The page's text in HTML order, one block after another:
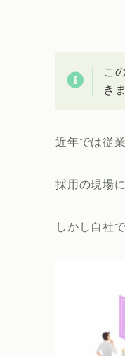
こ
き
近年では従
採用の現場
しかし自社